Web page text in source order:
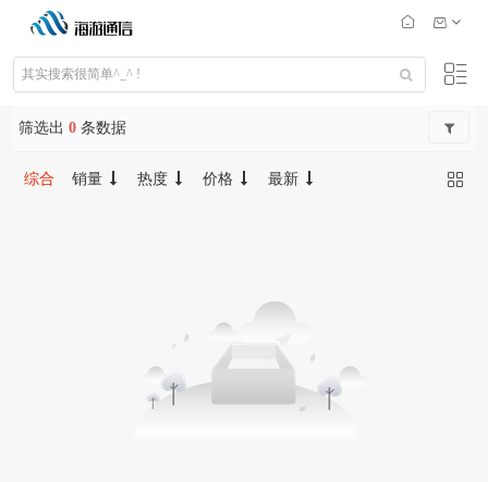
筛选出 0 条数据
综合 销量 热度 价格 最新